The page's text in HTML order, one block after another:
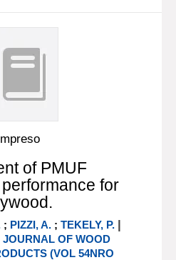
of PMUF
for
; PIZZI, A. ;TEKELY, P. |
JOURNAL OF WOOD
(VOL 54NRO